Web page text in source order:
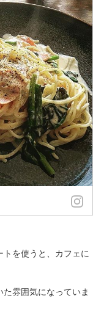
を使うと、カフェに
雰囲気になっていま